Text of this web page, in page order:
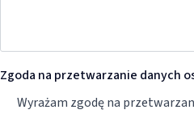
Zgoda na przetwarzanie danych
Wyrażam zgodę na